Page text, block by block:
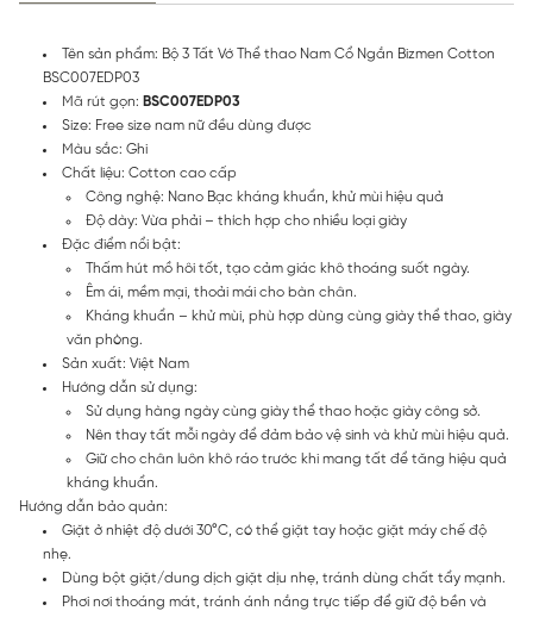
Tên sản phẩm: Bộ 3 Tất Vớ Thể thao Nam Cổ Ngắn Bizmen Cotton
BSC007EDP03
Mã rút gọn: BSC007EDP03
Size: Free size nam nữ đều dùng được
Màu sắc: Ghi
Chất liệu: Cotton cao cấp
Công nghệ: Nano Bạc kháng khuẩn, khử mùi hiệu quả
Độ dày: Vừa phải – thích hợp cho nhiều loại giày
Đặc điểm nổi bật:
Thấm hút mồ hôi tốt, tạo cảm giác khô thoáng suốt ngày.
Êm ái, mềm mại, thoải mái cho bàn chân.
Kháng khuẩn – khử mùi, phù hợp dùng cùng giày thể thao, giày
văn phòng.
Sản xuất: Việt Nam
Hướng dẫn sử dụng:
Sử dụng hàng ngày cùng giày thể thao hoặc giày công sở.
Nên thay tất mỗi ngày để đảm bảo vệ sinh và khử mùi hiệu quả.
Giữ cho chân luôn khô ráo trước khi mang tất để tăng hiệu quả
kháng khuẩn.
Hướng dẫn bảo quản:
Giặt ở nhiệt độ dưới 30°C, có thể giặt tay hoặc giặt máy chế độ
nhẹ.
Dùng bột giặt/dung dịch giặt dịu nhẹ, tránh dùng chất tẩy mạnh.
Phơi nơi thoáng mát, tránh ánh nắng trực tiếp để giữ độ bền và